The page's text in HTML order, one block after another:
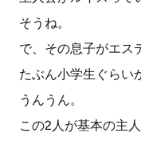
そうね。
で、その息子がエス
たぶん小学生ぐらい
うんうん。
この2人が基本の主人